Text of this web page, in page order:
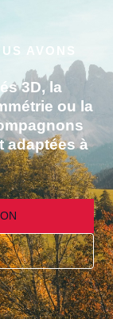
AVONS
3D, la
ou la
adaptées à